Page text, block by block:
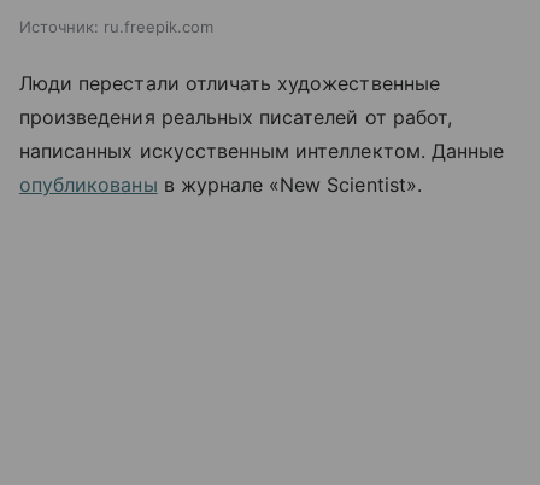
Источник: ru.freepik.com
Люди перестали отличать художественные
произведения реальных писателей от работ,
написанных искусственным интеллектом. Данные
опубликованы в журнале «New Scientist».